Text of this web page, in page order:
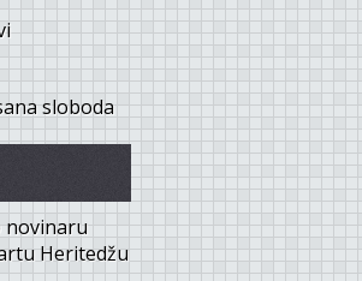
sloboda
novinaru
Heritedžu